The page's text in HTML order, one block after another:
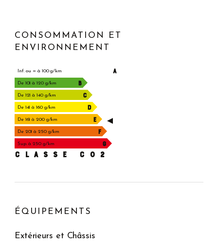
CONSOMMATION ET
ENVIRONNEMENT
Inf. ou = à 100 g/km A
De 101 à 120 g/km B
De 121 à 140 g/km C
De 141 à 160 g/km D
De 161 à 200 g/km E
De 201 à 250 g/km F
Sup. à 250 g/km G
CLASSE C02
ÉQUIPEMENTS
Extérieurs et Châssis